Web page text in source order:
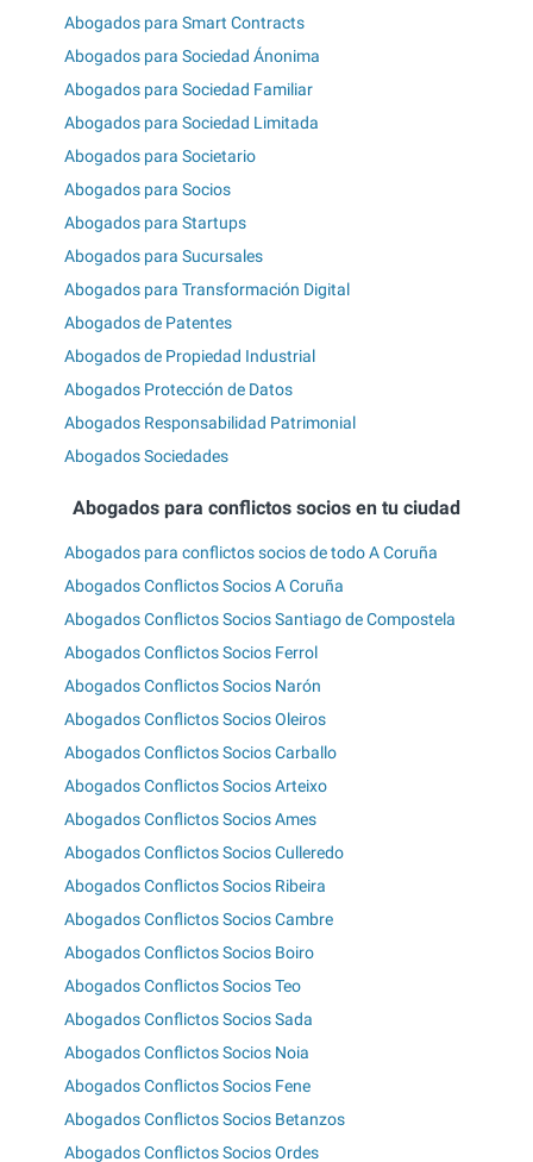
Abogados para Smart Contracts
Abogados para Sociedad Ánonima
Abogados para Sociedad Familiar
Abogados para Sociedad Limitada
Abogados para Societario
Abogados para Socios
Abogados para Startups
Abogados para Sucursales
Abogados para Transformación Digital
Abogados de Patentes
Abogados de Propiedad Industrial
Abogados Protección de Datos
Abogados Responsabilidad Patrimonial
Abogados Sociedades
Abogados para conflictos socios en tu ciudad
Abogados para conflictos socios de todo A Coruña
Abogados Conflictos Socios A Coruña
Abogados Conflictos Socios Santiago de Compostela
Abogados Conflictos Socios Ferrol
Abogados Conflictos Socios Narón
Abogados Conflictos Socios Oleiros
Abogados Conflictos Socios Carballo
Abogados Conflictos Socios Arteixo
Abogados Conflictos Socios Ames
Abogados Conflictos Socios Culleredo
Abogados Conflictos Socios Ribeira
Abogados Conflictos Socios Cambre
Abogados Conflictos Socios Boiro
Abogados Conflictos Socios Teo
Abogados Conflictos Socios Sada
Abogados Conflictos Socios Noia
Abogados Conflictos Socios Fene
Abogados Conflictos Socios Betanzos
Abogados Conflictos Socios Ordes